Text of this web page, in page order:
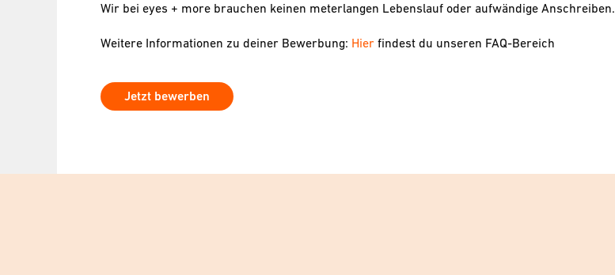
Wir bei eyes + more brauchen keinen meterlangen Lebenslauf oder aufwändige Anschreiben.
Weitere Informationen zu deiner Bewerbung: Hier findest du unseren FAQ-Bereich
Jetzt bewerben